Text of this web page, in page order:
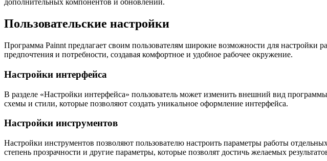
дополнительных компонентов и обновлений.
Пользовательские настройки
Программа Painnt предлагает своим пользователям широкие возможности для
предпочтения и потребности, создавая комфортное и удобное рабочее окружение.
Настройки интерфейса
В разделе «Настройки интерфейса» пользователь может изменить внешний вид
схемы и стили, которые позволяют создать уникальное оформление интерфейса.
Настройки инструментов
Настройки инструментов позволяют пользователю настроить параметры работы
степень прозрачности и другие параметры, которые позволят достичь желаемых